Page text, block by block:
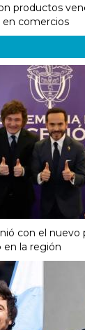
productos
comercios
con el
en la región